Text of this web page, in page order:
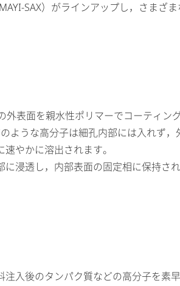
SAX）がラインアップし，さまざ
表面を親水性ポリマーでコーティン
ような高分子は細孔内部には入れず
やかに溶出されます。
浸透し，内部表面の固定相に保持され
入後のタンパク質などの高分子を素